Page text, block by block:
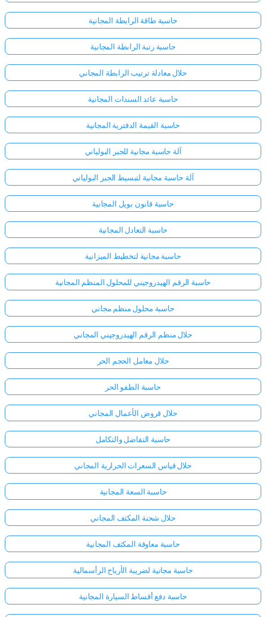
توجد
أسئلة
بعد
اطرح
سؤالك
الأول
حاسبة طاقة الرابطة المجانية
حاسبة رتبة الرابطة المجانية
حلال معادلة ترتيب الرابطة المجاني
حاسبة عائد السندات المجانية
حاسبة القيمة الدفترية المجانية
آلة حاسبة مجانية للجبر البولياني
آلة حاسبة مجانية لتبسيط الجبر البولياني
حاسبة قانون بويل المجانية
حاسبة التعادل المجانية
حاسبة مجانية لتخطيط الميزانية
حاسبة الرقم الهيدروجيني للمحلول المنظم المجانية
حاسبة محلول منظم مجاني
حلال منظم الرقم الهيدروجيني المجاني
حلال معامل الحجم الحر
حاسبة الطفو الحر
حلال قروض الأعمال المجاني
حاسبة التفاضل والتكامل
حلال قياس السعرات الحرارية المجاني
حاسبة السعة المجانية
حلال شحنة المكثف المجاني
حاسبة معاوقة المكثف المجانية
حاسبة مجانية لضريبة الأرباح الرأسمالية
حاسبة دفع أقساط السيارة المجانية